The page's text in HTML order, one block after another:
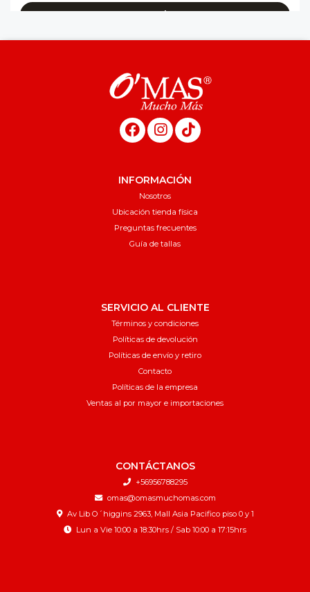
Agregar al carro
INFORMACIÓN
Nosotros
Ubicación tienda física
Preguntas frecuentes
Guía de tallas
SERVICIO AL CLIENTE
Términos y condiciones
Políticas de devolución
Políticas de envío y retiro
Contacto
Políticas de la empresa
Ventas al por mayor e importaciones
CONTÁCTANOS
+56956788295
omas@omasmuchomas.com
Av Lib O´higgins 2963, Mall Asia Pacifico piso 0 y 1
Lun a Vie 10:00 a 18:30hrs / Sab 10:00 a 17:15hrs